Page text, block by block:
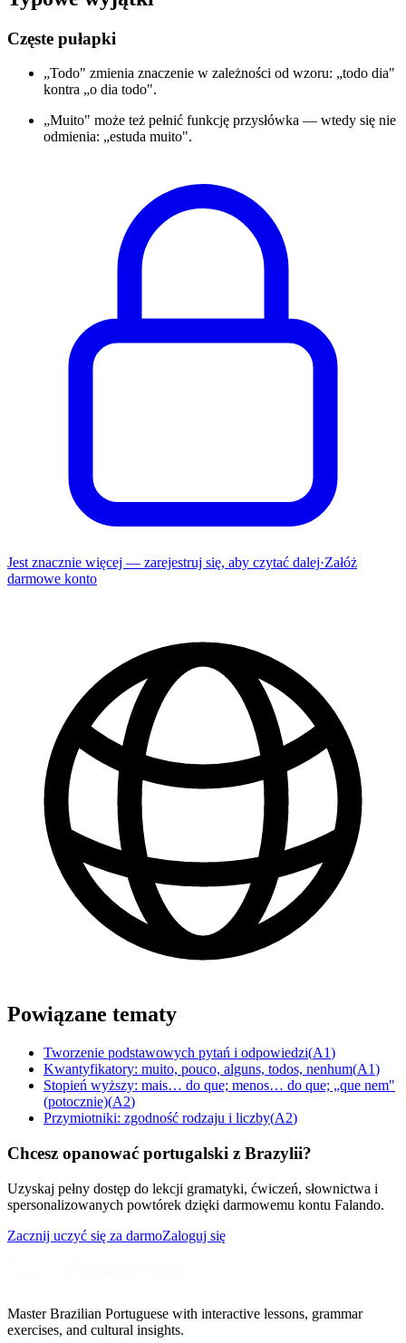
Częste pułapki
„Todo" zmienia znaczenie w zależności od wzoru: „todo dia"
kontra „o dia todo".
„Muito" może też pełnić funkcję przysłówka — wtedy się nie
odmienia: „estuda muito".
Jest znacznie więcej — zarejestruj się, aby czytać dalej·Załóż
darmowe konto
Powiązane tematy
Tworzenie podstawowych pytań i odpowiedzi(A1)
Kwantyfikatory: muito, pouco, alguns, todos, nenhum(A1)
Stopień wyższy: mais… do que; menos… do que; „que nem"
(potocznie)(A2)
Przymiotniki: zgodność rodzaju i liczby(A2)
Chcesz opanować portugalski z Brazylii?
Uzyskaj pełny dostęp do lekcji gramatyki, ćwiczeń, słownictwa i
spersonalizowanych powtórek dzięki darmowemu kontu Falando.
Zacznij uczyć się za darmoZaloguj się
Master Brazilian Portuguese with interactive lessons, grammar
exercises, and cultural insights.